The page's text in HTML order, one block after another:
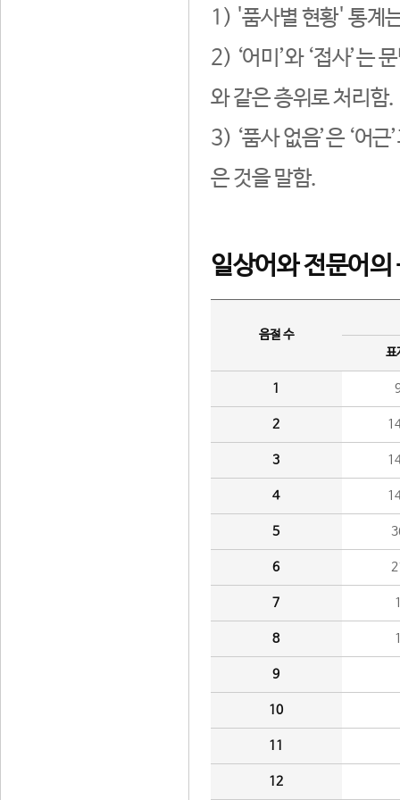
1) '품사별 현황' 통계
2) ‘어미’와 ‘접사’는
와 같은 층위로 처리함.
3) ‘품사 없음’은 ‘어
은 것을 말함.
일상어와 전문어의
음절 수
표
1
2
3
4
5
6
7
8
9
10
11
12